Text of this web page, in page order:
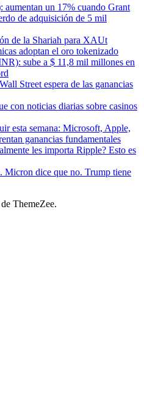
un 17% cuando Grant
de adquisición de 5 mil
de la Shariah para XAUt
adoptan el oro tokenizado
sube a $ 11,8 mil millones en
Street espera de las ganancias
con noticias diarias sobre casinos
esta semana: Microsoft, Apple,
ganancias fundamentales
les importa Ripple? Esto es
Micron dice que no. Trump tiene
ThemeZee.